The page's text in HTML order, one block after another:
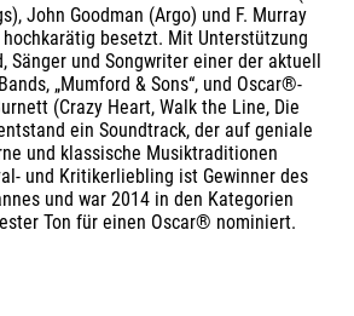
John Goodman (Argo) und F. Murray
besetzt. Mit Unterstützung
Sänger und Songwriter einer der aktuell
„Mumford & Sons“, und Oscar®-
(Crazy Heart, Walk the Line, Die
ein Soundtrack, der auf geniale
und klassische Musiktraditionen
und Kritikerliebling ist Gewinner des
und war 2014 in den Kategorien
Ton für einen Oscar® nominiert.